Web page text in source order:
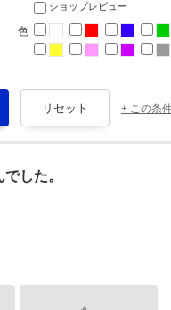
ショップレビュー
色
+ この条
した。